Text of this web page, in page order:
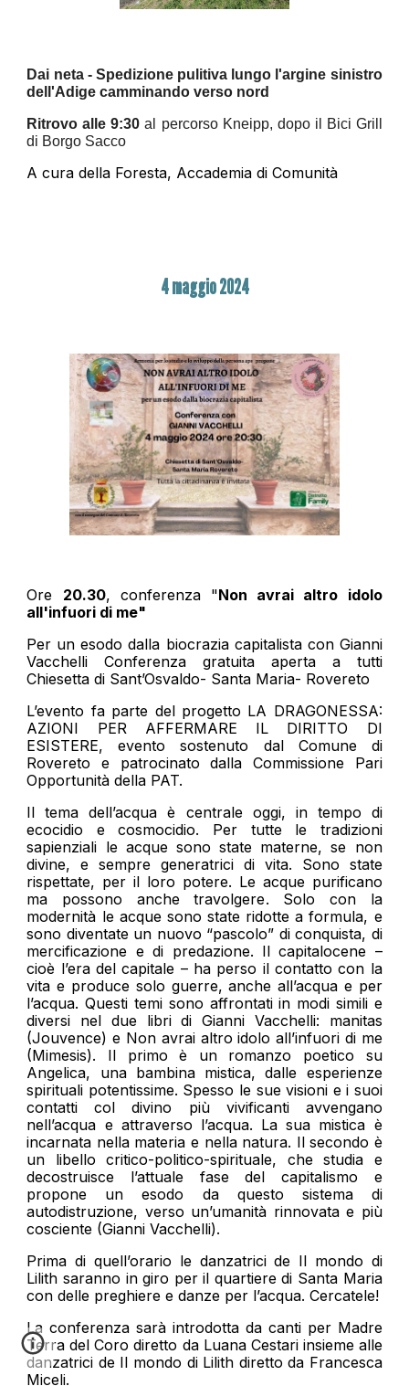
Dai neta - Spedizione pulitiva lungo l'argine sinistro
dell'Adige camminando verso nord
Ritrovo alle 9:30 al percorso Kneipp, dopo il Bici Grill
di Borgo Sacco
A cura della Foresta, Accademia di Comunità
4 maggio 2024
Ore 20.30, conferenza "Non avrai altro idolo
all'infuori di me"
Per un esodo dalla biocrazia capitalista con Gianni
Vacchelli Conferenza gratuita aperta a tutti
Chiesetta di Sant’Osvaldo- Santa Maria- Rovereto
L’evento fa parte del progetto LA DRAGONESSA:
AZIONI PER AFFERMARE IL DIRITTO DI
ESISTERE, evento sostenuto dal Comune di
Rovereto e patrocinato dalla Commissione Pari
Opportunità della PAT.
Il tema dell’acqua è centrale oggi, in tempo di
ecocidio e cosmocidio. Per tutte le tradizioni
sapienziali le acque sono state materne, se non
divine, e sempre generatrici di vita. Sono state
rispettate, per il loro potere. Le acque purificano
ma possono anche travolgere. Solo con la
modernità le acque sono state ridotte a formula, e
sono diventate un nuovo “pascolo” di conquista, di
mercificazione e di predazione. Il capitalocene –
cioè l’era del capitale – ha perso il contatto con la
vita e produce solo guerre, anche all’acqua e per
l’acqua. Questi temi sono affrontati in modi simili e
diversi nel due libri di Gianni Vacchelli: manitas
(Jouvence) e Non avrai altro idolo all’infuori di me
(Mimesis). Il primo è un romanzo poetico su
Angelica, una bambina mistica, dalle esperienze
spirituali potentissime. Spesso le sue visioni e i suoi
contatti col divino più vivificanti avvengano
nell’acqua e attraverso l’acqua. La sua mistica è
incarnata nella materia e nella natura. Il secondo è
un libello critico-politico-spirituale, che studia e
decostruisce l’attuale fase del capitalismo e
propone un esodo da questo sistema di
autodistruzione, verso un’umanità rinnovata e più
cosciente (Gianni Vacchelli).
Prima di quell’orario le danzatrici de Il mondo di
Lilith saranno in giro per il quartiere di Santa Maria
con delle preghiere e danze per l’acqua. Cercatele!
La conferenza sarà introdotta da canti per Madre
Terra del Coro diretto da Luana Cestari insieme alle
danzatrici de Il mondo di Lilith diretto da Francesca
Miceli.